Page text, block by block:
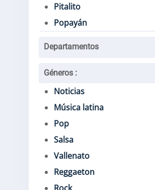
Pitalito
Popayán
Departamentos
Géneros :
Noticias
Música latina
Pop
Salsa
Vallenato
Reggaeton